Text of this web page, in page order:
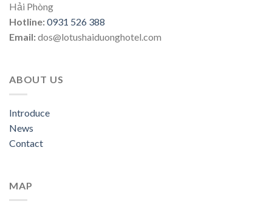
Hải Phòng
Hotline:0931 526 388
Email:dos@lotushaiduonghotel.com
ABOUT US
Introduce
News
Contact
MAP